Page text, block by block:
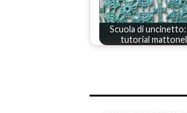
Scuola di
tutorial